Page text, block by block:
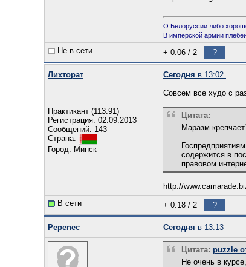
О Белоруссии либо
В имперской армии
Не в сети + 0.06 / 2 ?
Лихторат Сегодня в 13:02
Практикант (113.91)
Регистрация: 02.09.2013
Сообщений: 143
Страна:
Город: Минск
Совсем все худо с
Цитата:
Маразм
содержится в
правовом
http://
В сети
+ 0.18 / 2 ?
Pepenec Сегодня в 13:13
Цитата: puzzle
Не очень в